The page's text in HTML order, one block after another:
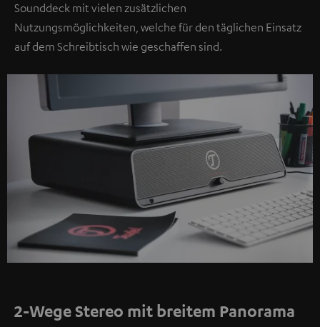
Sounddeck mit vielen zusätzlichen
Nutzungsmöglichkeiten, welche für den täglichen Einsatz
auf dem Schreibtisch wie geschaffen sind.
2-Wege Stereo mit breitem Panorama